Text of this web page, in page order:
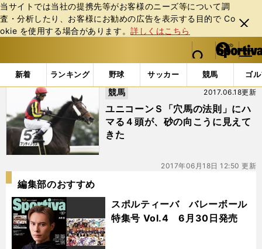
当サイトでは当社の提携先等がお客様のニーズ等について調
査・分析したり、お客様にお勧めの広告を表⽰する⽬的で Co
okie を使⽤する場合があります。詳しくはこちら
閉じ
る
web Sportiva (webスポルティーバ)
検索
マイペ
ー
ジ
メニュ
新着 ランキング 野球 サッカー 競馬 ゴ
b
ス
テ
ィ
ー
バ
「#ウォーターマーズ」の最新ニュース・ 情報
ユニコーンＳ「穴馬の法則」にハ
マる４頭が、砂の向こうに見えて
きた
2017.06.18更新
競馬
2017年06月18日 12:50 更新
編集部のおすすめ
スポルティーバ バレーボール
特集号 Vol.4 6月30日発売